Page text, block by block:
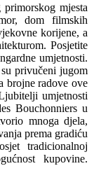
mjesta
dom filmskih
korijene, a
Posjetite
umjetnosti.
privučeni jugom
brojne radove ove
umjetnosti
Bouchonniers u
mnoga djela,
prema gradiću
tradicionalnoj
kupovine.